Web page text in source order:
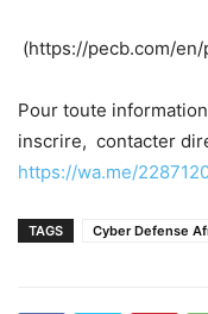
(https://pecb.com/
Pour toute
inscrire, contacter
https://wa.me/
TAGS Cyber Defense